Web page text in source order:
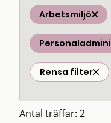
Arbetsmiljö
Rensa filter
Antal träffar: 2